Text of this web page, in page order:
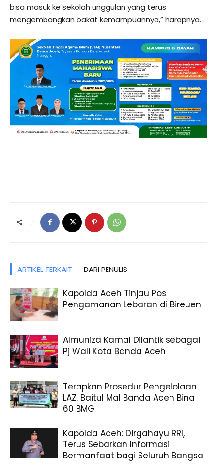
bisa masuk ke sekolah unggulan yang terus
mengembangkan bakat kemampuannya,” harapnya.
ARTIKEL TERKAIT DARI PENULIS
Kapolda Aceh Tinjau Pos
Pengamanan Lebaran di Bireuen
Almuniza Kamal Dilantik sebagai
Pj Wali Kota Banda Aceh
Terapkan Prosedur Pengelolaan
LAZ, Baitul Mal Banda Aceh Bina
60 BMG
Kapolda Aceh: Dirgahayu RRI,
Terus Sebarkan Informasi
Bermanfaat bagi Seluruh Bangsa